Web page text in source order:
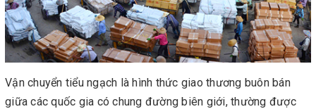
Vận chuyển tiểu ngạch là hình thức giao thương buôn bán
giữa các quốc gia có chung đường biên giới, thường được